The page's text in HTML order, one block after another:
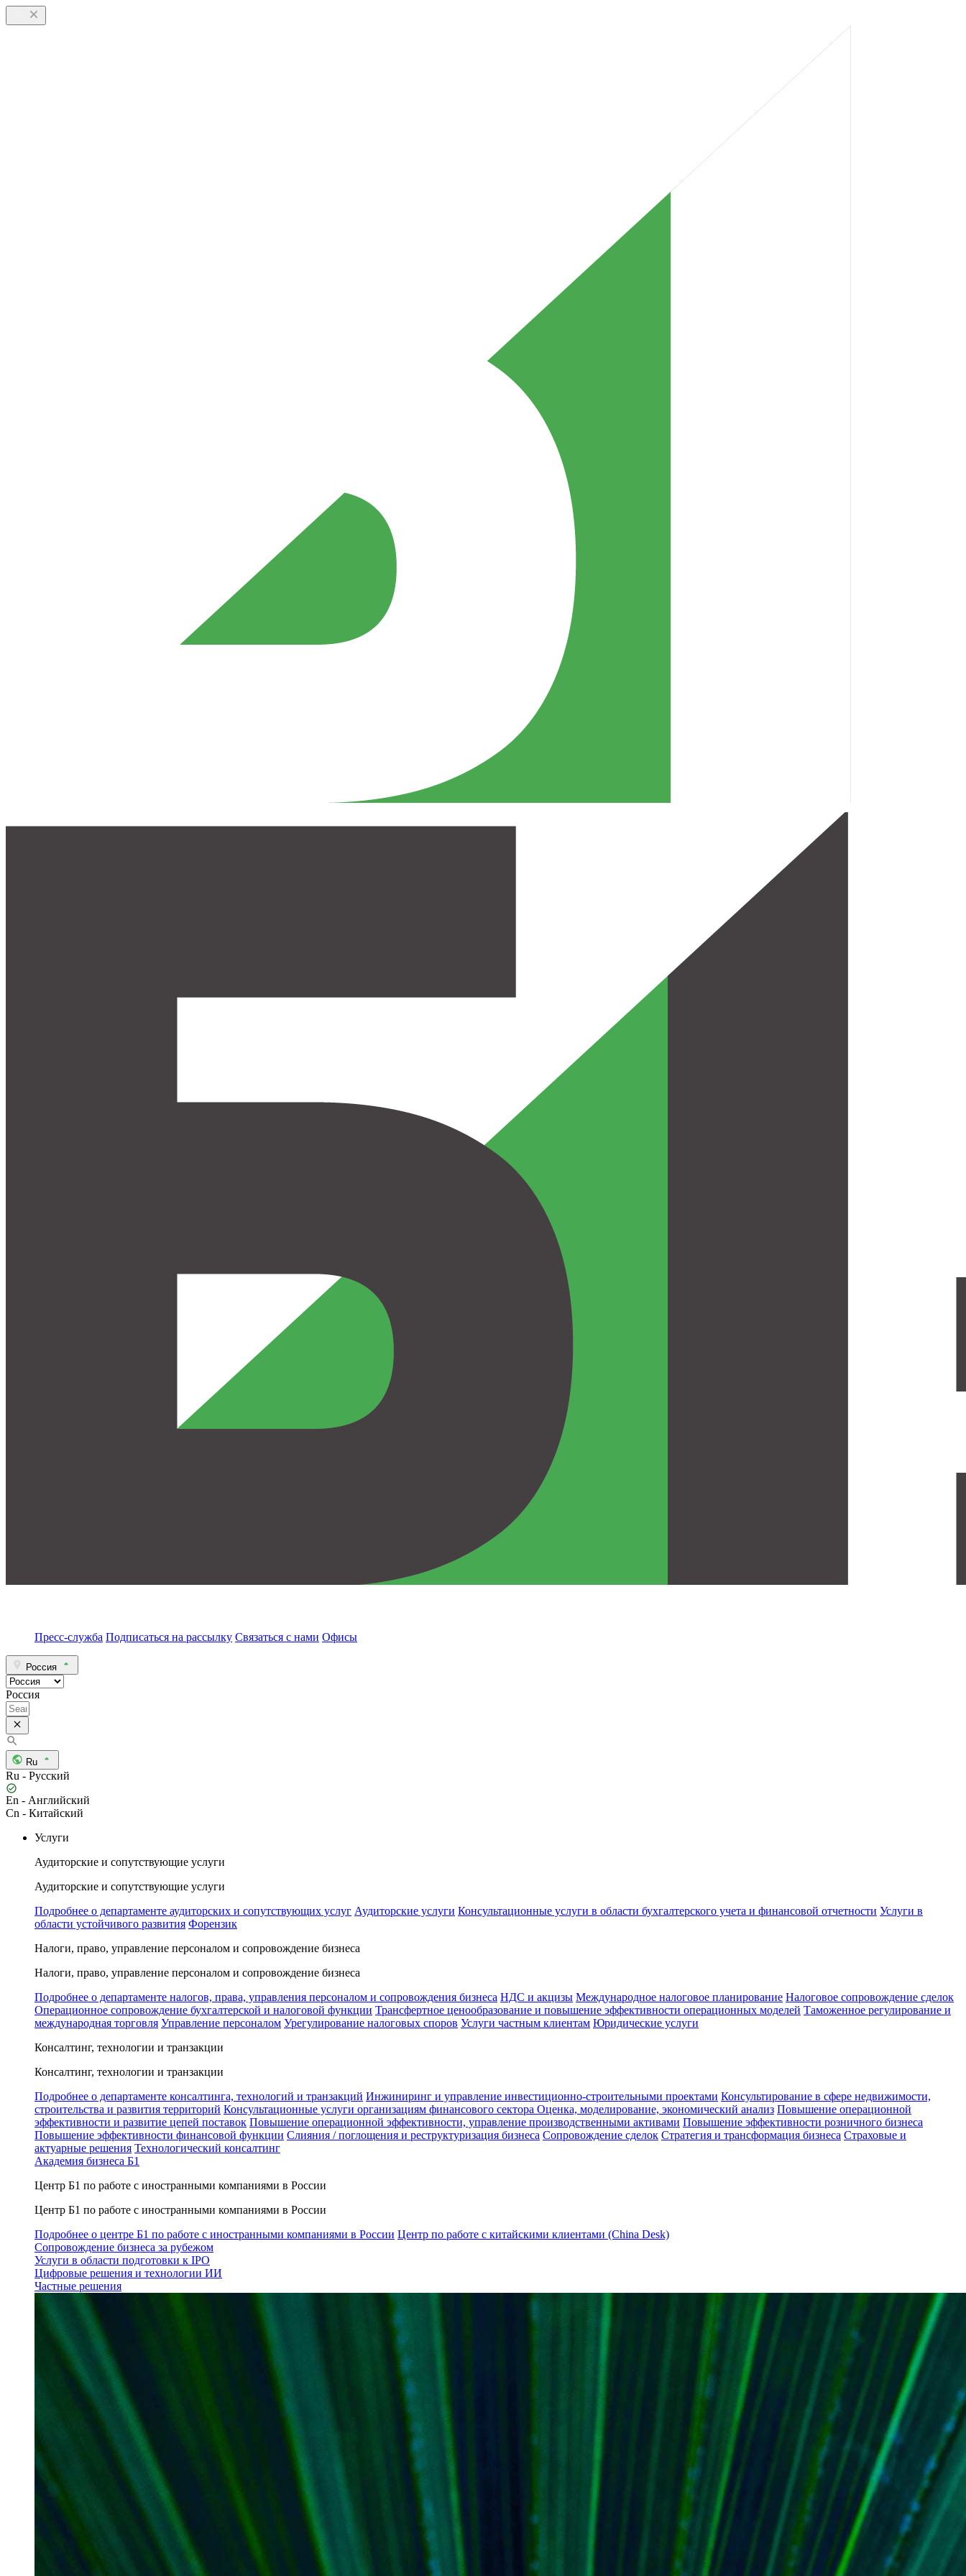
Пресс-служба Подписаться на рассылку Связаться с нами Офисы
Россия
Россия
Ru
Ru - Русский
En - Английский
Cn - Китайский
Услуги
Аудиторские и сопутствующие услуги
Аудиторские и сопутствующие услуги
Подробнее о департаменте аудиторских и сопутствующих услуг Аудиторские услуги Консультационные услуги в области бухгалтерского учета и финансовой отчетности Услуги в
области устойчивого развития Форензик
Налоги, право, управление персоналом и сопровождение бизнеса
Налоги, право, управление персоналом и сопровождение бизнеса
Подробнее о департаменте налогов, права, управления персоналом и сопровождения бизнеса НДС и акцизы Международное налоговое планирование Налоговое сопровождение сделок
Операционное сопровождение бухгалтерской и налоговой функции Трансфертное ценообразование и повышение эффективности операционных моделей Таможенное регулирование и
международная торговля Управление персоналом Урегулирование налоговых споров Услуги частным клиентам Юридические услуги
Консалтинг, технологии и транзакции
Консалтинг, технологии и транзакции
Подробнее о департаменте консалтинга, технологий и транзакций Инжиниринг и управление инвестиционно-строительными проектами Консультирование в сфере недвижимости,
строительства и развития территорий Консультационные услуги организациям финансового сектора Оценка, моделирование, экономический анализ Повышение операционной
эффективности и развитие цепей поставок Повышение операционной эффективности, управление производственными активами Повышение эффективности розничного бизнеса
Повышение эффективности финансовой функции Слияния / поглощения и реструктуризация бизнеса Сопровождение сделок Стратегия и трансформация бизнеса Страховые и
актуарные решения Технологический консалтинг
Академия бизнеса Б1
Центр Б1 по работе с иностранными компаниями в России
Центр Б1 по работе с иностранными компаниями в России
Подробнее о центре Б1 по работе с иностранными компаниями в России Центр по работе с китайскими клиентами (China Desk)
Сопровождение бизнеса за рубежом
Услуги в области подготовки к IPO
Цифровые решения и технологии ИИ
Частные решения